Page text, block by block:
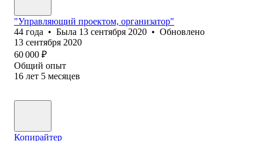
"Управляющий проектом, организатор"
44 года • Была 13 сентября 2020 • Обновлено
13 сентября 2020
60 000 ₽
Общий опыт
16 лет 5 месяцев
Копирайтер